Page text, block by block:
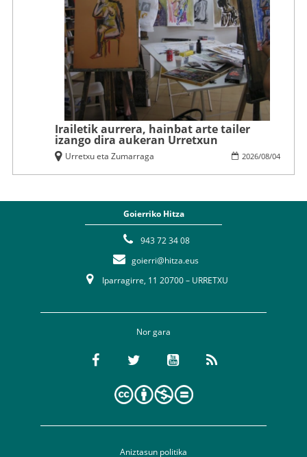
Irailetik aurrera, hainbat arte tailer
izango dira aukeran Urretxun
2026/08/04
Urretxu eta Zumarraga
Goierriko Hitza
943 72 34 08
goierri@hitza.eus
Iparragirre, 11 20700 – URRETXU
Nor gara
Aniztasun politika